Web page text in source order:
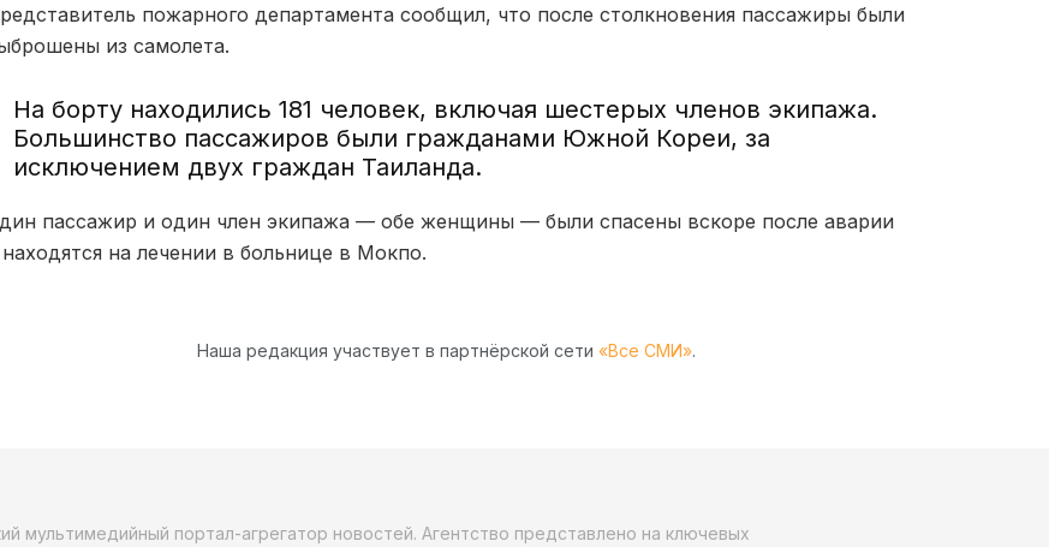
пожарного департамента сообщил, что после столкновения пассажиры были
из самолета.
На борту находились 181 человек, включая шестерых членов экипажа.
Большинство пассажиров были гражданами Южной Кореи, за
исключением двух граждан Таиланда.
пассажир и один член экипажа — обе женщины — были спасены вскоре после аварии
на лечении в больнице в Мокпо.
Наша редакция участвует в партнёрской сети «Все СМИ».
мультимедийный портал-агрегатор новостей. Агентство представлено на ключевых